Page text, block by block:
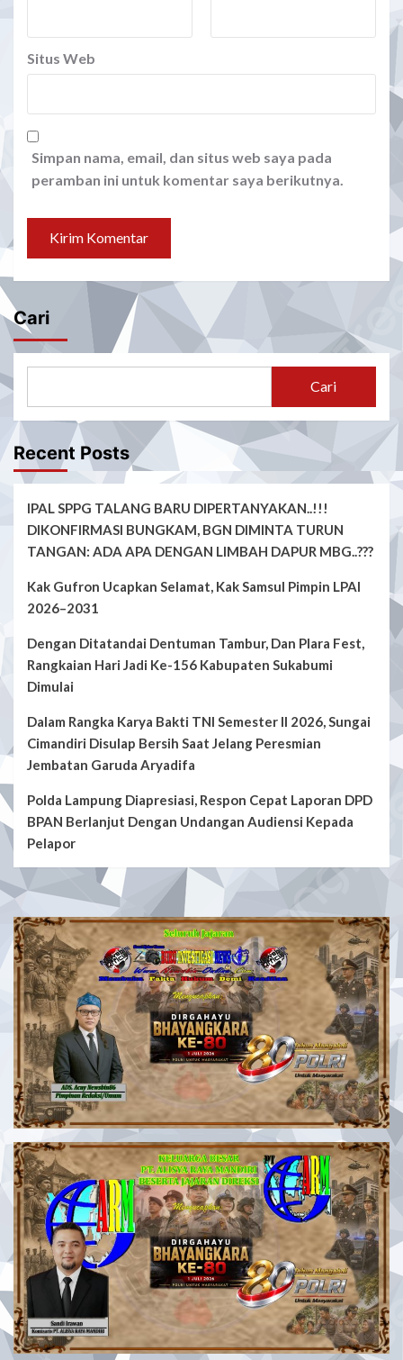
Situs Web
Simpan nama, email, dan situs web saya pada
peramban ini untuk komentar saya berikutnya.
Cari
Cari
Recent Posts
IPAL SPPG TALANG BARU DIPERTANYAKAN..!!!
DIKONFIRMASI BUNGKAM, BGN DIMINTA TURUN
TANGAN: ADA APA DENGAN LIMBAH DAPUR MBG..???
Kak Gufron Ucapkan Selamat, Kak Samsul Pimpin LPAI
2026–2031
Dengan Ditatandai Dentuman Tambur, Dan Plara Fest,
Rangkaian Hari Jadi Ke-156 Kabupaten Sukabumi
Dimulai
Dalam Rangka Karya Bakti TNI Semester II 2026, Sungai
Cimandiri Disulap Bersih Saat Jelang Peresmian
Jembatan Garuda Aryadifa
Polda Lampung Diapresiasi, Respon Cepat Laporan DPD
BPAN Berlanjut Dengan Undangan Audiensi Kepada
Pelapor